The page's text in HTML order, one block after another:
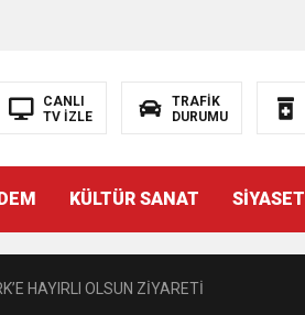
CANLI
TV İZLE
TRAFİK
DURUMU
KÜLTÜR SANAT SİYASET
HAYIRLI OLSUN ZİYARETİ